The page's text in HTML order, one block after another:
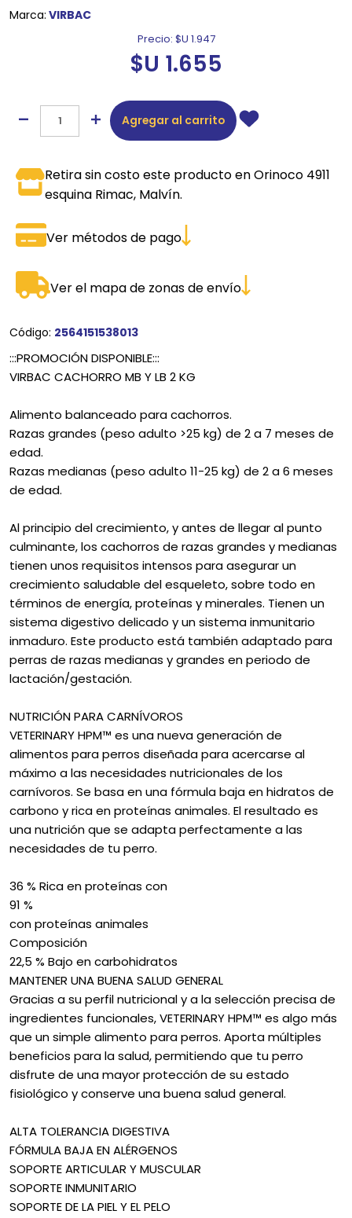
Marca: VIRBAC
Precio: $U 1.947
$U 1.655
Agregar al carrito
Retira sin costo este producto en Orinoco 4911
esquina Rimac, Malvín.
Ver métodos de pago
Ver el mapa de zonas de envío
Código: 2564151538013
:::PROMOCIÓN DISPONIBLE:::
VIRBAC CACHORRO MB Y LB 2 KG
Alimento balanceado para cachorros.
Razas grandes (peso adulto >25 kg) de 2 a 7 meses de
edad.
Razas medianas (peso adulto 11-25 kg) de 2 a 6 meses
de edad.
Al principio del crecimiento, y antes de llegar al punto
culminante, los cachorros de razas grandes y medianas
tienen unos requisitos intensos para asegurar un
crecimiento saludable del esqueleto, sobre todo en
términos de energía, proteínas y minerales. Tienen un
sistema digestivo delicado y un sistema inmunitario
inmaduro. Este producto está también adaptado para
perras de razas medianas y grandes en periodo de
lactación/gestación.
NUTRICIÓN PARA CARNÍVOROS
VETERINARY HPM™ es una nueva generación de
alimentos para perros diseñada para acercarse al
máximo a las necesidades nutricionales de los
carnívoros. Se basa en una fórmula baja en hidratos de
carbono y rica en proteínas animales. El resultado es
una nutrición que se adapta perfectamente a las
necesidades de tu perro.
36 % Rica en proteínas con
91 %
con proteínas animales
Composición
22,5 % Bajo en carbohidratos
MANTENER UNA BUENA SALUD GENERAL
Gracias a su perfil nutricional y a la selección precisa de
ingredientes funcionales, VETERINARY HPM™ es algo más
que un simple alimento para perros. Aporta múltiples
beneficios para la salud, permitiendo que tu perro
disfrute de una mayor protección de su estado
fisiológico y conserve una buena salud general.
ALTA TOLERANCIA DIGESTIVA
FÓRMULA BAJA EN ALÉRGENOS
SOPORTE ARTICULAR Y MUSCULAR
SOPORTE INMUNITARIO
SOPORTE DE LA PIEL Y EL PELO